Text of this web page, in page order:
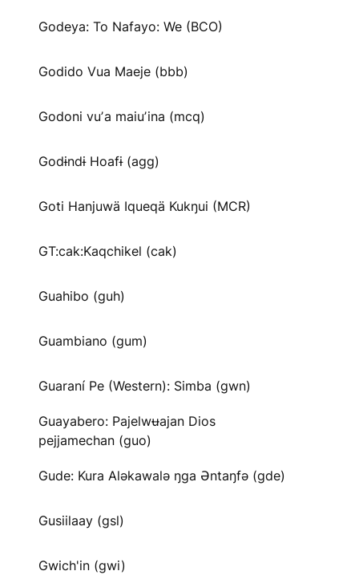
Godeya: To Nafayo: We (BCO)
Godido Vua Maeje (bbb)
Godoni vuʼa maiuʼina (mcq)
Godɨndɨ Hoafɨ (agg)
Goti Hanjuwä Iqueqä Kukŋui (MCR)
GT:cak:Kaqchikel (cak)
Guahibo (guh)
Guambiano (gum)
Guaraní Pe (Western): Simba (gwn)
Guayabero: Pajelwʉajan Dios
pejjamechan (guo)
Gude: Kura Aləkawalə ŋga Əntaŋfə (gde)
Gusiilaay (gsl)
Gwich'in (gwi)